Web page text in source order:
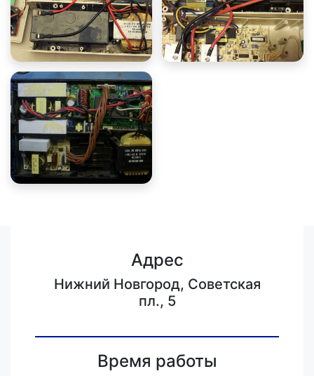
Адрес
Нижний Новгород, Советская
пл., 5
Время работы